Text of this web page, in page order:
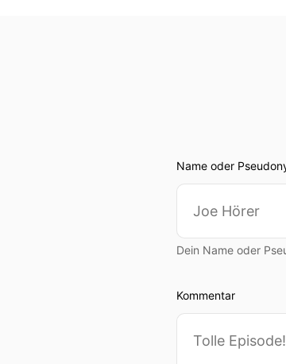
Name oder
Dein Name oder
Kommentar